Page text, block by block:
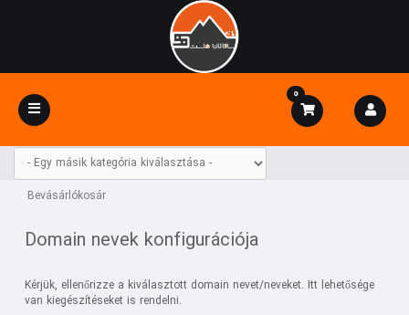
Váltás
a
navigációra
0
Bevásárlókosár
Domain nevek konfigurációja
Kérjük, ellenőrizze a kiválasztott domain nevet/neveket. Itt lehetősége
van kiegészítéseket is rendelni.